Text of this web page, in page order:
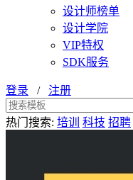
设计师榜单
设计学院
VIP特权
SDK服务
登录 / 注册
热门搜索: 培训 科技 招聘